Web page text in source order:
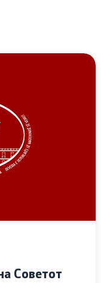
Советот